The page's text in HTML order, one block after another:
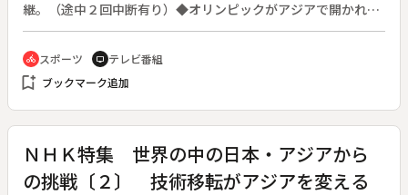
継。（途中２回中断有り）◆オリンピックがアジアで開かれる
のは東京大会に次いで２回目。１２年ぶりに全世界から史上最
多の１６０か国が参加した。
directions_bike スポーツ tv テレビ番組
bookmark_add ブックマーク追加
ＮＨＫ特集 世界の中の日本・アジアから
の挑戦〔２〕 技術移転がアジアを変える